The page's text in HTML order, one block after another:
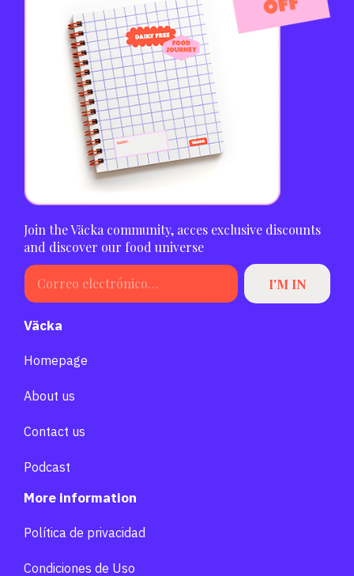
Join the Väcka community, acces exclusive discounts
and discover our food universe
Väcka
Homepage
About us
Contact us
Podcast
More information
Política de privacidad
Condiciones de Uso